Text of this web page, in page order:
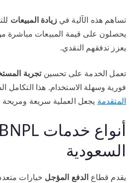
تساهم هذه الآلية فيزيادة المبيعات
يحصلون على قيمة المبيعات مباشرة
يعزز تدفقهم النقدي.
تعمل الخدمة على تحسينتجربة
فورية وسهلة الاستخدام. هذا التكامل
المتقدمة يجعل العملية سريعة ومريحة
السعودية
يقدم قطاع الدفع المؤجل خيارات